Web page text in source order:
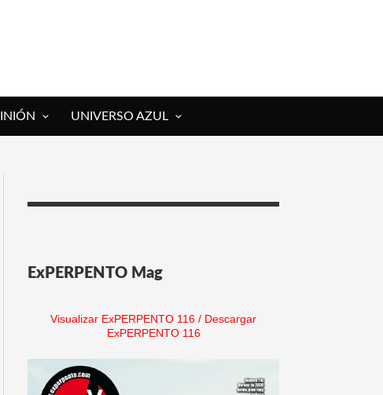
UNIVERSO AZUL
ExPERPENTO Mag
Visualizar ExPERPENTO 116 / Descargar
ExPERPENTO 116